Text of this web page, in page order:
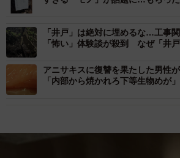
「井戸」は絶対に埋めるな…工事
「怖い」体験談が殺到 なぜ「井
アニサキスに復讐を果たした男性
「内部から焼かれろ下等生物めが」